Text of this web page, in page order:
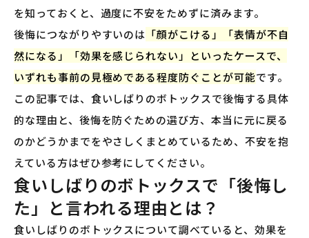
を知っておくと、過度に不安をためずに済みます。
後悔につながりやすいのは 「顔がこける」「表情が不自
然になる」「効果を感じられない」といったケースで、
いずれも事前の見極めである程度防ぐことが可能です。
この記事では、食いしばりのボトックスで後悔する具体
的な理由と、後悔を防ぐための選び方、本当に元に戻る
のかどうかまでをやさしくまとめているため、不安を抱
えている方はぜひ参考にしてください。
食いしばりのボトックスで「後悔し
た」と言われる理由とは？
食いしばりのボトックスについて調べていると、効果を